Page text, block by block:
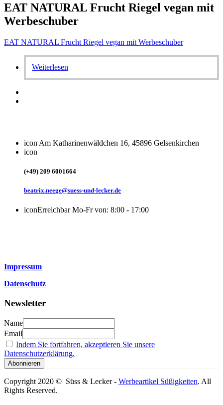
EAT NATURAL Frucht Riegel vegan mit
Werbeschuber
EAT NATURAL Frucht Riegel vegan mit Werbeschuber
Weiterlesen
icon Am Katharinenwäldchen 16, 45896 Gelsenkirchen
icon
(+49) 209 6001664
beatrix.neege@suess-und-lecker.de
iconErreichbar Mo-Fr von: 8:00 - 17:00
Impressum
Datenschutz
Newsletter
Name
Email
Indem Sie fortfahren, akzeptieren Sie unsere
Datenschutzerklärung.
Copyright 2020 © Süss & Lecker - Werbeartikel Süßigkeiten. All
Rights Reserved.